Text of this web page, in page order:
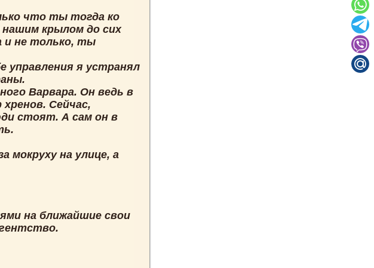
что ты тогда ко
крылом до сих
и не только, ты
управления я устранял
Варвара. Он ведь в
Сейчас,
стоят. А сам он в
мокруху на улице, а
на ближайшие свои